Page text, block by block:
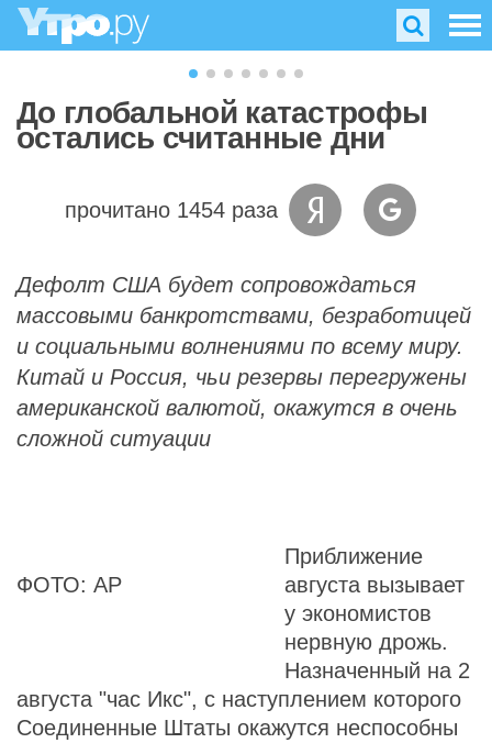
До глобальной катастрофы
остались считанные дни
прочитано 1454 раза
Дефолт США будет сопровождаться
массовыми банкротствами, безработицей
и социальными волнениями по всему миру.
Китай и Россия, чьи резервы перегружены
американской валютой, окажутся в очень
сложной ситуации
ФОТО: AP
Приближение
августа вызывает
у экономистов
нервную дрожь.
Назначенный на 2
августа "час Икс", с наступлением которого
Соединенные Штаты окажутся неспособны